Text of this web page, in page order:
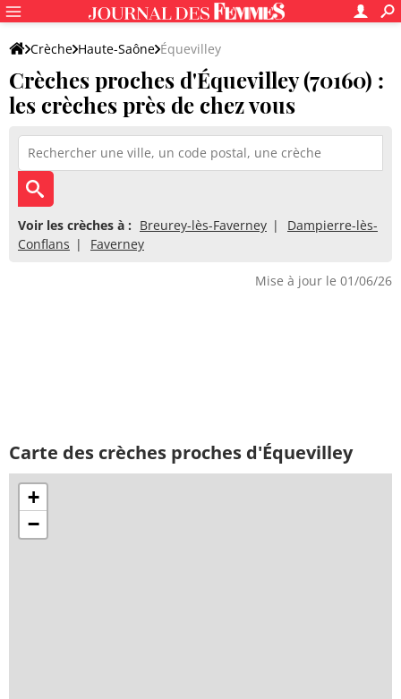
Crèche Haute-Saône Équevilley
Crèches proches d'Équevilley (70160) :
les crèches près de chez vous
Voir les crèches à : Breurey-lès-Faverney
Dampierre-lès-
Conflans
Faverney
Mise à jour le 01/06/26
Carte des crèches proches d'Équevilley
+
−